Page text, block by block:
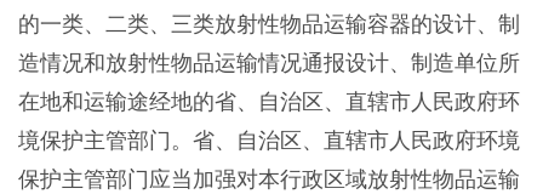
的一类、二类、三类放射性物品运输容器的设计、制
造情况和放射性物品运输情况通报设计、制造单位所
在地和运输途经地的省、自治区、直辖市人民政府环
境保护主管部门。省、自治区、直辖市人民政府环境
保护主管部门应当加强对本行政区域放射性物品运输